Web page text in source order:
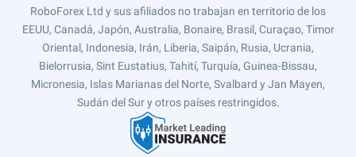
RoboForex Ltd y sus afiliados no trabajan en territorio de los
EEUU, Canadá, Japón, Australia, Bonaire, Brasil, Curaçao, Timor
Oriental, Indonesia, Irán, Liberia, Saipán, Rusia, Ucrania,
Bielorrusia, Sint Eustatius, Tahití, Turquía, Guinea-Bissau,
Micronesia, Islas Marianas del Norte, Svalbard y Jan Mayen,
Sudán del Sur y otros países restringidos.